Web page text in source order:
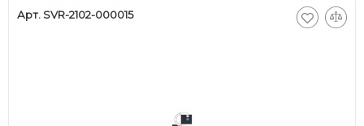
Арт. SVR-2102-000015